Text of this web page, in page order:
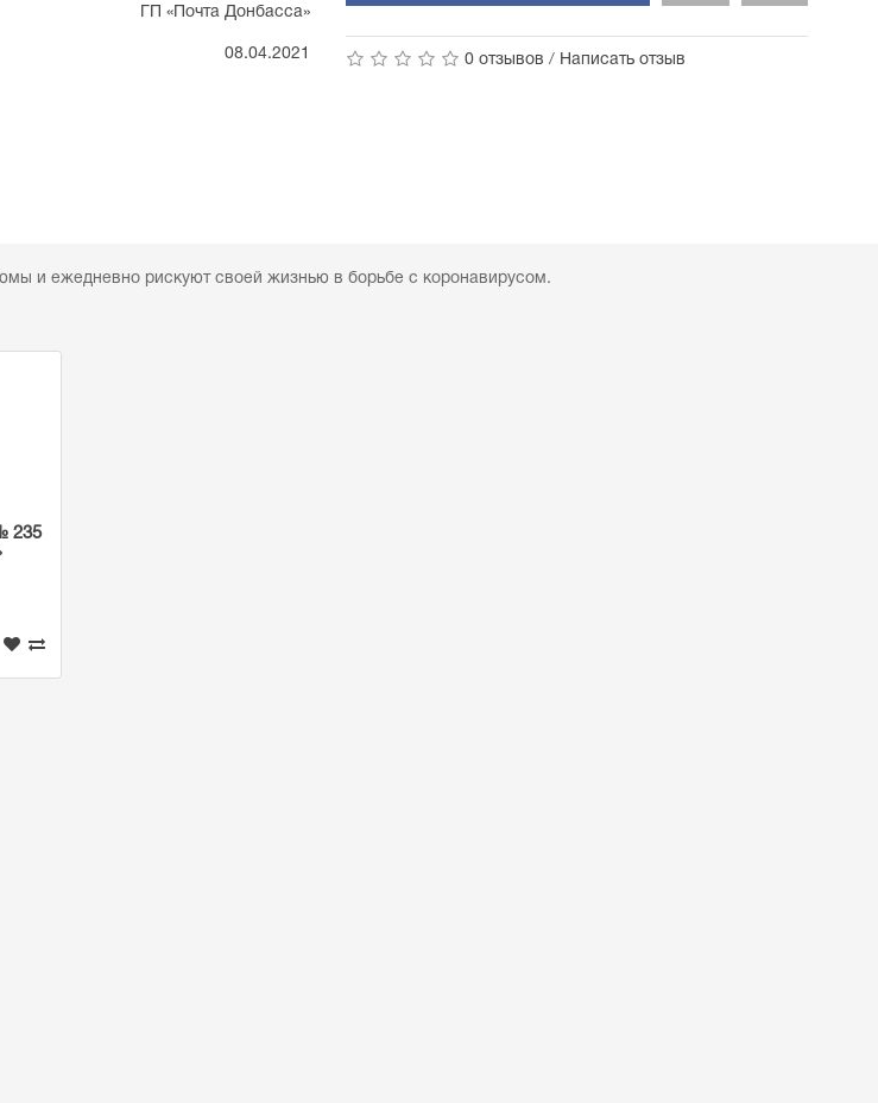
ГП «Почта Донбасса»
08.04.2021 0 отзывов / Написать отзыв
и ежедневно рискуют своей жизнью в борьбе с коронавирусом.
235